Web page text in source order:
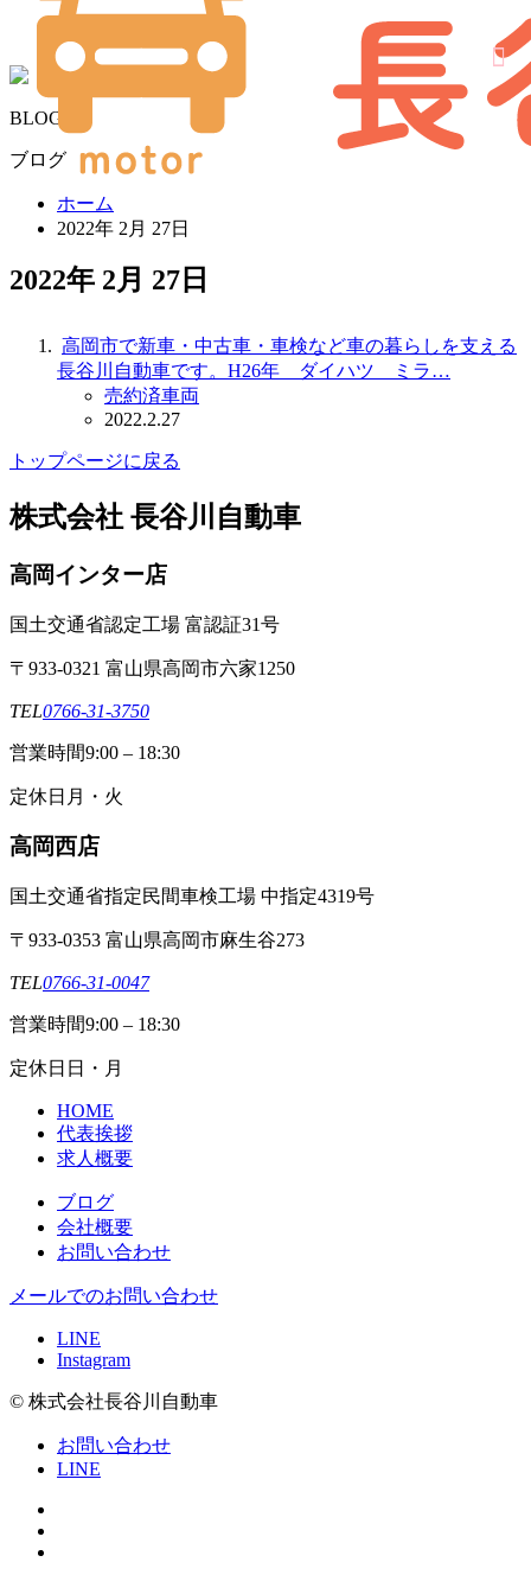
BLOG
ブログ
ホーム
2022年 2月 27日
2022年 2月 27日
高岡市で新車・中古車・車検など車の暮らしを支える
長谷川自動車です。H26年 ダイハツ ミラ…
売約済車両
2022.2.27
トップページに戻る
株式会社 長谷川自動車
高岡インター店
国土交通省認定工場 富認証31号
〒933-0321 富山県高岡市六家1250
TEL0766-31-3750
営業時間9:00 – 18:30
定休日 月・火
高岡西店
国土交通省指定民間車検工場 中指定4319号
〒933-0353 富山県高岡市麻生谷273
TEL0766-31-0047
営業時間9:00 – 18:30
定休日 日・月
HOME
代表挨拶
求人概要
ブログ
会社概要
お問い合わせ
メールでのお問い合わせ
LINE
Instagram
© 株式会社長谷川自動車
お問い合わせ
LINE